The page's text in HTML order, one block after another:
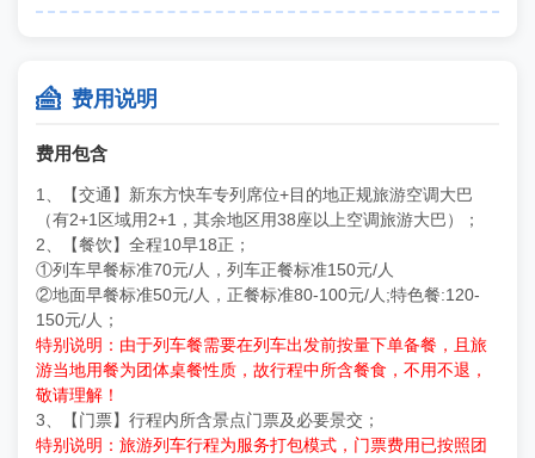
 费用说明
费用包含
1、【交通】新东方快车专列席位+目的地正规旅游空调大巴
（有2+1区域用2+1，其余地区用38座以上空调旅游大巴）；
2、【餐饮】全程10早18正；
①列车早餐标准70元/人，列车正餐标准150元/人
②地面早餐标准50元/人，正餐标准80-100元/人;特色餐:120-
150元/人；
特别说明：由于列车餐需要在列车出发前按量下单备餐，且旅
游当地用餐为团体桌餐性质，故行程中所含餐食，不用不退，
敬请理解！
3、【门票】行程内所含景点门票及必要景交；
特别说明：旅游列车行程为服务打包模式，门票费用已按照团